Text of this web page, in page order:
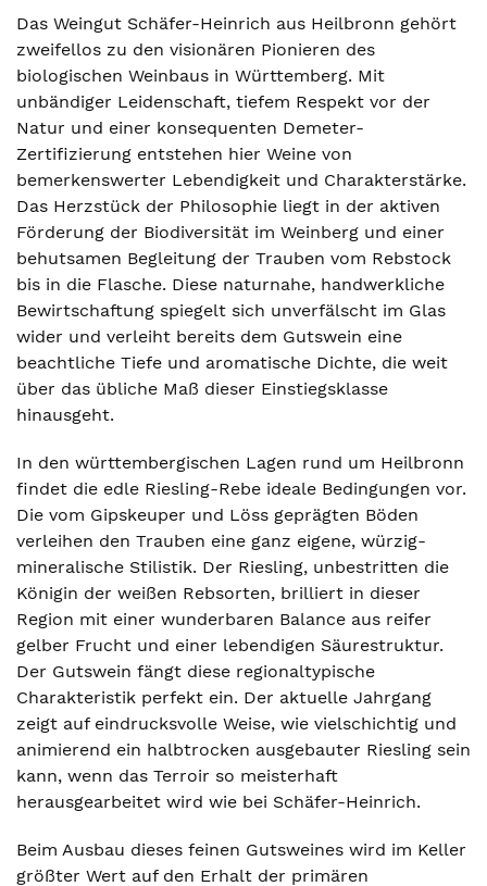
Das Weingut Schäfer-Heinrich aus Heilbronn gehört
zweifellos zu den visionären Pionieren des
biologischen Weinbaus in Württemberg. Mit
unbändiger Leidenschaft, tiefem Respekt vor der
Natur und einer konsequenten Demeter-
Zertifizierung entstehen hier Weine von
bemerkenswerter Lebendigkeit und Charakterstärke.
Das Herzstück der Philosophie liegt in der aktiven
Förderung der Biodiversität im Weinberg und einer
behutsamen Begleitung der Trauben vom Rebstock
bis in die Flasche. Diese naturnahe, handwerkliche
Bewirtschaftung spiegelt sich unverfälscht im Glas
wider und verleiht bereits dem Gutswein eine
beachtliche Tiefe und aromatische Dichte, die weit
über das übliche Maß dieser Einstiegsklasse
hinausgeht.
In den württembergischen Lagen rund um Heilbronn
findet die edle Riesling-Rebe ideale Bedingungen vor.
Die vom Gipskeuper und Löss geprägten Böden
verleihen den Trauben eine ganz eigene, würzig-
mineralische Stilistik. Der Riesling, unbestritten die
Königin der weißen Rebsorten, brilliert in dieser
Region mit einer wunderbaren Balance aus reifer
gelber Frucht und einer lebendigen Säurestruktur.
Der Gutswein fängt diese regionaltypische
Charakteristik perfekt ein. Der aktuelle Jahrgang
zeigt auf eindrucksvolle Weise, wie vielschichtig und
animierend ein halbtrocken ausgebauter Riesling sein
kann, wenn das Terroir so meisterhaft
herausgearbeitet wird wie bei Schäfer-Heinrich.
Beim Ausbau dieses feinen Gutsweines wird im Keller
größter Wert auf den Erhalt der primären